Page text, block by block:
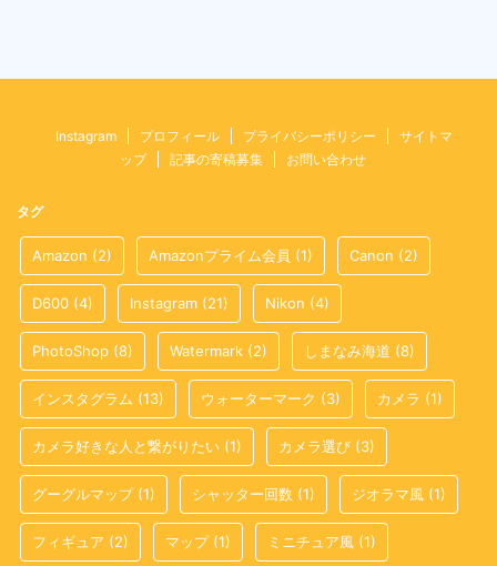
Instagram プロフィール プライバシーポリシー
サイトマ
ップ
記事の寄稿募集 お問い合わせ
タグ
Amazon (2) Amazonプライム会員 (1) Canon (2)
D600 (4) Instagram (21) Nikon (4)
PhotoShop (8) Watermark (2) しまなみ海道 (8)
インスタグラム (13) ウォーターマーク (3) カメラ (1)
カメラ好きな人と繋がりたい (1) カメラ選び (3)
グーグルマップ(1) シャッター回数 (1) ジオラマ風 (1)
フィギュア (2) マップ(1) ミニチュア風 (1)